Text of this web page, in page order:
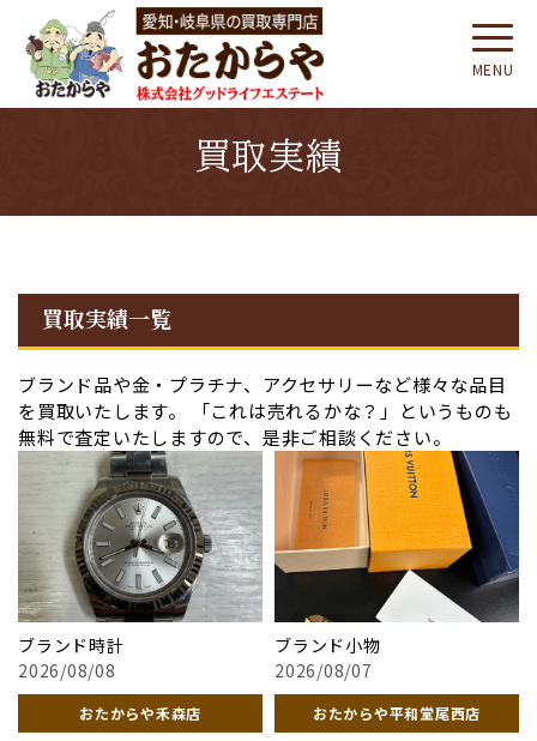
MENU
買取実績
買取実績一覧
ブランド品や⾦・プラチナ、アクセサリーなど様々な品⽬
を買取いたします。 「これは売れるかな？」というものも
無料で査定いたしますので、是非ご相談ください。
ブランド時計
2026/08/08
おたからや禾森店
ブランド小物
2026/08/07
おたからや平和堂尾西店